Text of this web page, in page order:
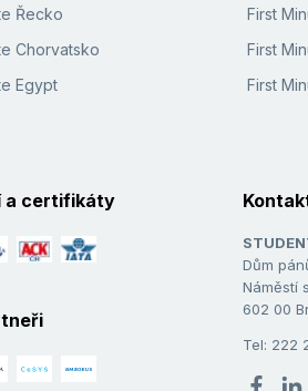
Řecko
Chorvatsko
Egypt
First
First
First
a certifikáty
Dům
Náměstí
602 00
Tel: 222